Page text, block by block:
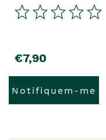
€7,90
Notifiquem-me